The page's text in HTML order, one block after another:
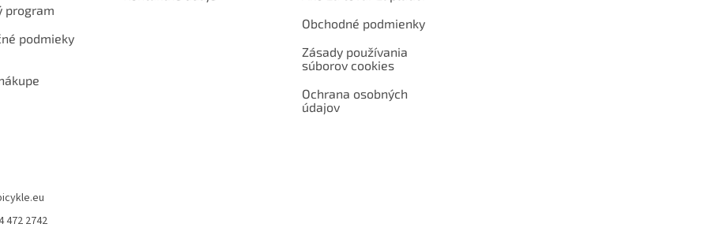
program
podmieky
Obchodné podmienky
Zásady používania
súborov cookies
Ochrana osobných
údajov
472 2742